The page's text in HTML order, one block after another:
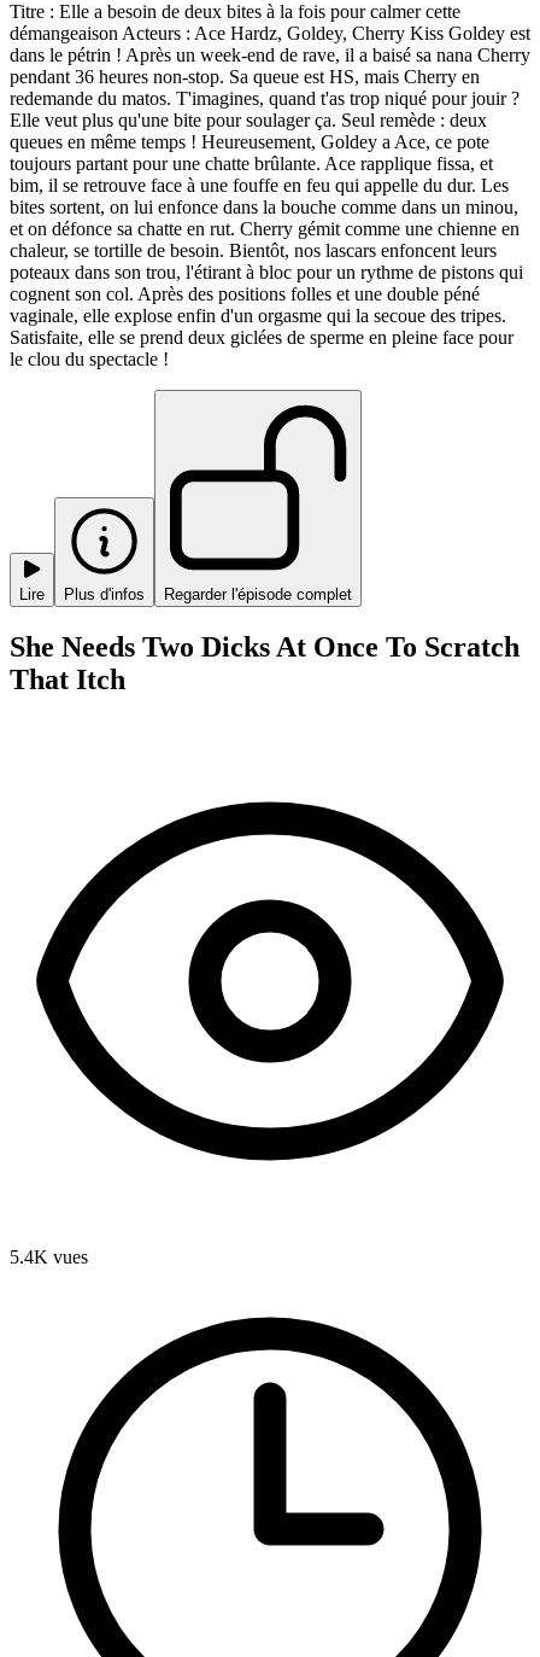
Titre : Elle a besoin de deux bites à la fois pour calmer cette
démangeaison Acteurs : Ace Hardz, Goldey, Cherry Kiss Goldey est
dans le pétrin ! Après un week-end de rave, il a baisé sa nana Cherry
pendant 36 heures non-stop. Sa queue est HS, mais Cherry en
redemande du matos. T'imagines, quand t'as trop niqué pour jouir ?
Elle veut plus qu'une bite pour soulager ça. Seul remède : deux
queues en même temps ! Heureusement, Goldey a Ace, ce pote
toujours partant pour une chatte brûlante. Ace rapplique fissa, et
bim, il se retrouve face à une fouffe en feu qui appelle du dur. Les
bites sortent, on lui enfonce dans la bouche comme dans un minou,
et on défonce sa chatte en rut. Cherry gémit comme une chienne en
chaleur, se tortille de besoin. Bientôt, nos lascars enfoncent leurs
poteaux dans son trou, l'étirant à bloc pour un rythme de pistons qui
cognent son col. Après des positions folles et une double péné
vaginale, elle explose enfin d'un orgasme qui la secoue des tripes.
Satisfaite, elle se prend deux giclées de sperme en pleine face pour
le clou du spectacle !
Lire Plus d'infos Regarder l'épisode complet
She Needs Two Dicks At Once To Scratch
That Itch
5.4K vues